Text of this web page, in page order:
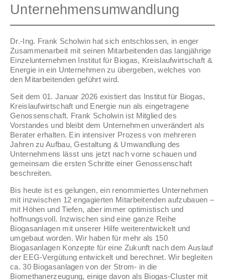
Unternehmensumwandlung
Dr.-Ing. Frank Scholwin hat sich entschlossen, in enger
Zusammenarbeit mit seinen Mitarbeitenden das langjährige
Einzelunternehmen Institut für Biogas, Kreislaufwirtschaft &
Energie in ein Unternehmen zu übergeben, welches von
den Mitarbeitenden geführt wird.
Seit dem 01. Januar 2026 existiert das Institut für Biogas,
Kreislaufwirtschaft und Energie nun als eingetragene
Genossenschaft. Frank Scholwin ist Mitglied des
Vorstandes und bleibt dem Unternehmen unverändert als
Berater erhalten. Ein intensiver Prozess von mehreren
Jahren zu Aufbau, Gestaltung & Umwandlung des
Unternehmens lässt uns jetzt nach vorne schauen und
gemeinsam die ersten Schritte einer Genossenschaft
beschreiten.
Bis heute ist es gelungen, ein renommiertes Unternehmen
mit inzwischen 12 engagierten Mitarbeitenden aufzubauen –
mit Höhen und Tiefen, aber immer optimistisch und
hoffnungsvoll. Inzwischen sind eine ganze Reihe
Biogasanlagen mit unserer Hilfe weiterentwickelt und
umgebaut worden. Wir haben für mehr als 150
Biogasanlagen Konzepte für eine Zukunft nach dem Auslauf
der EEG-Vergütung entwickelt und berechnet. Wir begleiten
ca. 30 Biogasanlagen von der Strom- in die
Biomethanerzeugung, einige davon als Biogas-Cluster mit